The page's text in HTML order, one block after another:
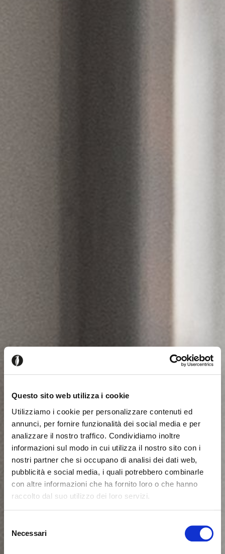
Questo sito web utilizza i cookie
Utilizziamo i cookie per personalizzare contenuti ed
annunci, per fornire funzionalità dei social media e per
analizzare il nostro traffico. Condividiamo inoltre
informazioni sul modo in cui utilizza il nostro sito con i
nostri partner che si occupano di analisi dei dati web,
pubblicità e social media, i quali potrebbero combinarle
con altre informazioni che ha fornito loro o che hanno
raccolto dal suo utilizzo dei loro servizi.
delNecessari
Seems like you’re browsing from Close